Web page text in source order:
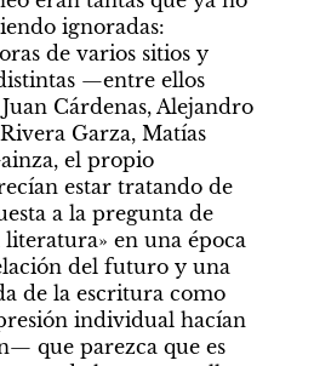
ignoradas:
de varios sitios y
—entre ellos
Cárdenas, Alejandro
Garza, Matías
el propio
estar tratando de
a la pregunta de
literatura» en una época
del futuro y una
de la escritura como
individual hacían
que parezca que es